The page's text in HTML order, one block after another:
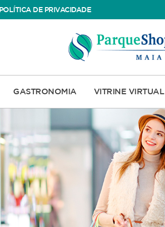
POLÍTICA DE PRIVACIDADE
GASTRONOMIA VITRINE VIRTUAL